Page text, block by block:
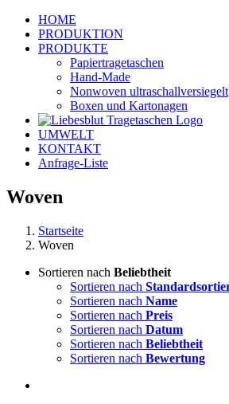
Zum
Inhalt
springen
HOME
PRODUKTION
PRODUKTE
Papiertragetaschen
Hand-Made
Nonwoven ultraschallversiegelt
Boxen und Kartonagen
UMWELT
KONTAKT
Anfrage-Liste
Woven
Startseite
Woven
Sortieren nach Beliebtheit
Sortieren nach
Sortieren nach Name
Sortieren nach Preis
Sortieren nach Datum
Sortieren nach Beliebtheit
Sortieren nach Bewertung